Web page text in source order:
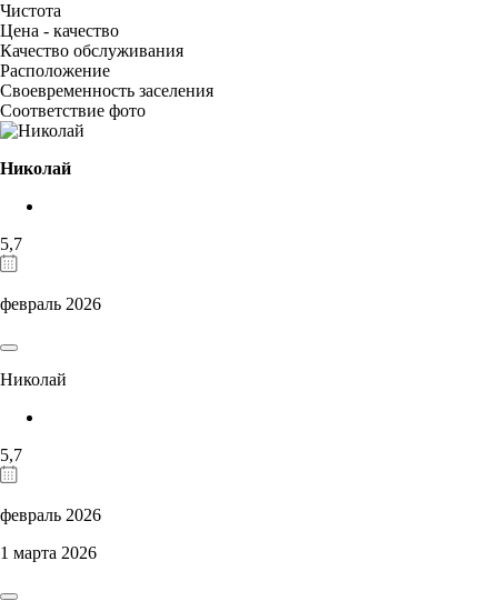
Чистота
Цена - качество
Качество обслуживания
Расположение
Своевременность заселения
Соответствие фото
Николай
5,7
февраль 2026
Николай
5,7
февраль 2026
1 марта 2026